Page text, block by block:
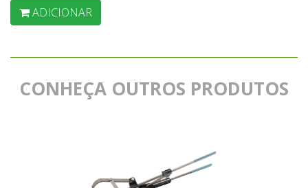
ADICIONAR
CONHEÇA OUTROS PRODUTOS